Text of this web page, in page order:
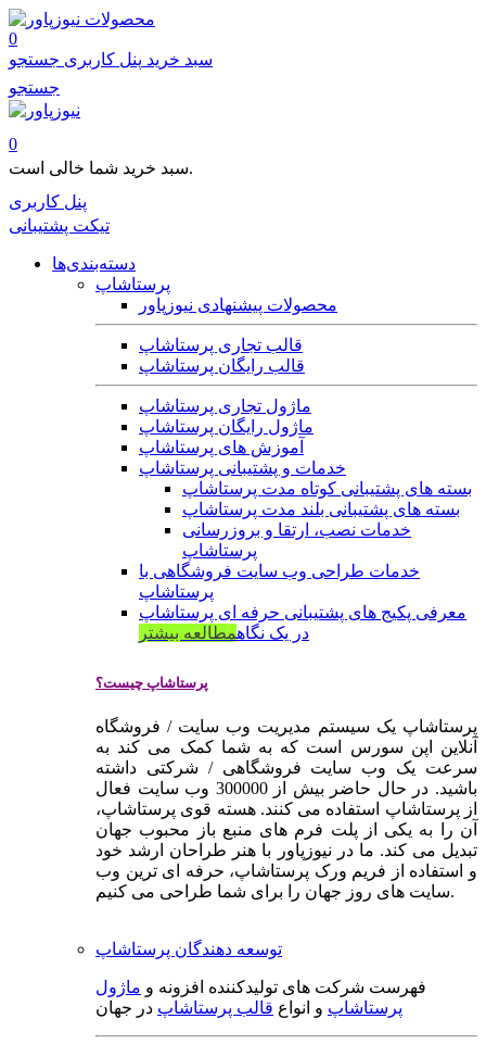
محصولات
0
سبد خرید پنل کاربری جستجو
جستجو
0
سبد خرید شما خالی است.
پنل کاربری
تیکت پشتیبانی
دسته‌بندی‌ها
پرستاشاپ
محصولات پیشنهادی نیوزپاور
قالب تجاری پرستاشاپ
قالب رایگان پرستاشاپ
ماژول تجاری پرستاشاپ
ماژول رایگان پرستاشاپ
آموزش های پرستاشاپ
خدمات و پشتیبانی پرستاشاپ
بسته های پشتیبانی کوتاه مدت پرستاشاپ
بسته های پشتیبانی بلند مدت پرستاشاپ
خدمات نصب، ارتقا و بروزرسانی
پرستاشاپ
خدمات طراحی وب سایت فروشگاهی با
پرستاشاپ
معرفی پکیج های پشتیبانی حرفه ای پرستاشاپ
در یک نگاهمطالعه بیشتر
پرستاشاپ چیست؟
پرستاشاپ یک سیستم مدیریت وب سایت / فروشگاه
آنلاین اپن سورس است که به شما کمک می کند به
سرعت یک وب سایت فروشگاهی / شرکتی داشته
باشید. در حال حاضر بیش از 300000 وب سایت فعال
از پرستاشاپ استفاده می کنند. هسته قوی پرستاشاپ،
آن را به یکی از پلت فرم های منبع باز محبوب جهان
تبدیل می کند. ما در نیوزپاور با هنر طراحان ارشد خود
و استفاده از فریم ورک پرستاشاپ، حرفه ای ترین وب
سایت های روز جهان را برای شما طراحی می کنیم.
توسعه دهندگان پرستاشاپ
فهرست شرکت های تولیدکننده افزونه و ماژول
پرستاشاپ و انواع قالب پرستاشاپ در جهان